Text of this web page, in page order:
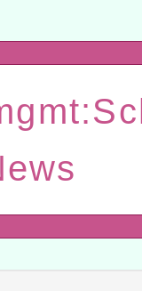
名單
學軟體線
函釋公務
一案
署委託財
年表揚
活動」
活動—儒
藝術節教